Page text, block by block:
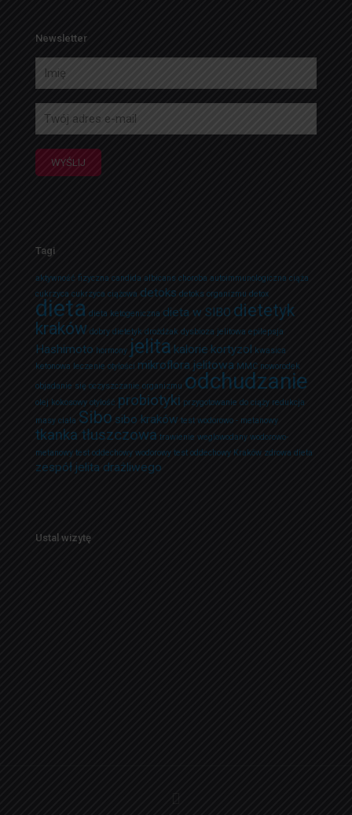
Newsletter
Tagi
aktywność fizyczna candida albicans choroba autoimmunologiczna ciąża
cukrzyca cukrzyca ciążowa detoks detoks organizmu detox
dieta dieta ketogeniczna dieta w SIBO dietetyk
kraków dobry dietetyk drożdżak dysbioza jelitowa epilepsja
Hashimoto hormony jelita kalorie kortyzol kwasica
ketonowa leczenie otyłości mikroflora jelitowa MMC noworodek
objadanie się oczyszczanie organizmu odchudzanie
olej kokosowy otyłość probiotyki przygotowanie do ciąży redukcja
masy ciała Sibo sibo kraków test wodorowo - metanowy
tkanka tłuszczowa trawienie weglowodany wodorowo-
metanowy test oddechowy wodorowy test oddechowy Kraków zdrowa dieta
zespół jelita drażliwego
Ustal wizytę